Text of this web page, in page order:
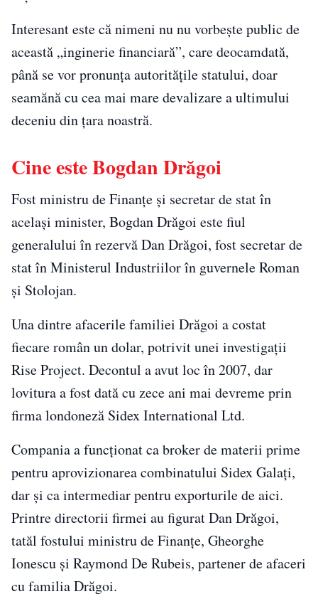
Interesant este că nimeni nu nu vorbește public de
această „inginerie financiară”, care deocamdată,
până se vor pronunța autoritățile statului, doar
seamănă cu cea mai mare devalizare a ultimului
deceniu din țara noastră.
Cine este Bogdan Drăgoi
Fost ministru de Finanţe și secretar de stat în
același minister, Bogdan Drăgoi este fiul
generalului în rezervă Dan Drăgoi, fost secretar de
stat în Ministerul Industriilor în guvernele Roman
şi Stolojan.
Una dintre afacerile familiei Drăgoi a costat
fiecare român un dolar, potrivit unei investigații
Rise Project. Decontul a avut loc în 2007, dar
lovitura a fost dată cu zece ani mai devreme prin
firma londoneză Sidex International Ltd.
Compania a funcționat ca broker de materii prime
pentru aprovizionarea combinatului Sidex Galați,
dar și ca intermediar pentru exporturile de aici.
Printre directorii firmei au figurat Dan Drăgoi,
tatăl fostului ministru de Finanțe, Gheorghe
Ionescu și Raymond De Rubeis, partener de afaceri
cu familia Drăgoi.